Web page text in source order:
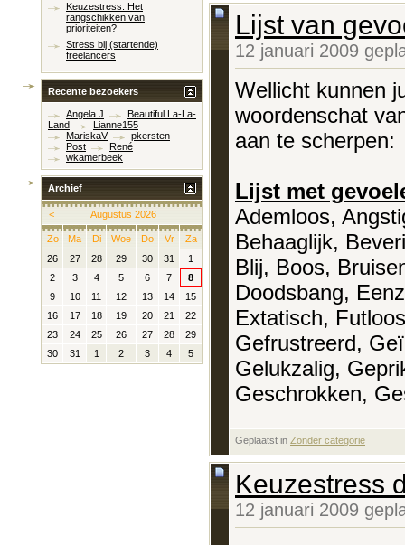
Lijst van
12 januari 2009
Wellicht kunnen
woordenschat
aan te scherpen:
Lijst met
Ademloos,
Behaaglijk,
Blij, Boos,
Doodsbang,
Extatisch,
Gefrustreerd,
Gelukzalig,
Geschrokken,
Geplaatst in Zonder categorie
Keuzestress
12 januari 2009
Keuzestress: Het
rangschikken van
prioriteiten?
Stress bij (startende)
freelancers
Recente bezoekers
Angela.J
Beautiful La-La-
Land
Lianne155
MariskaV
pkersten
Post
René
wkamerbeek
Archief
< Augustus 2026
Zo Ma Di Woe Do Vr
Za
26
27 28 29 30 31
1
2
3 4 5 6 7
8
9
10 11 12 13 14
15
16
17 18 19 20 21
22
23
24 25 26 27 28
29
30
31 1 2 3 4 5